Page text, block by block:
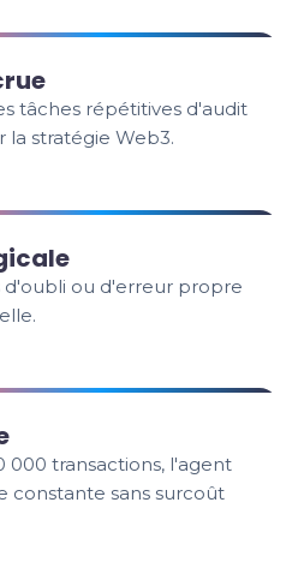
tâches répétitives d'audit
la stratégie Web3.
d'oubli ou d'erreur propre
000 transactions, l'agent
constante sans surcoût